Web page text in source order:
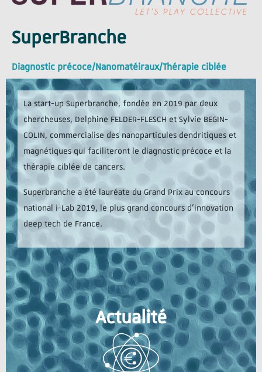
SuperBranche
Diagnostic précoce/Nanomatéiraux/Thérapie ciblée
La start-up Superbranche, fondée en 2019 par deux
chercheuses, Delphine FELDER-FLESCH et Sylvie BEGIN-
COLIN, commercialise des nanoparticules dendritiques et
magnétiques qui faciliteront le diagnostic précoce et la
thérapie ciblée de cancers.
Superbranche a été lauréate du Grand Prix au concours
national i-Lab 2019, le plus grand concours d’innovation
deep tech de France.
Actualité